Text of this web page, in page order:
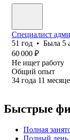
Специалист
51 год • Была 5
60 000 ₽
Не ищет работу
Общий опыт
34 года 11
Быстрые
Полная
Полный день